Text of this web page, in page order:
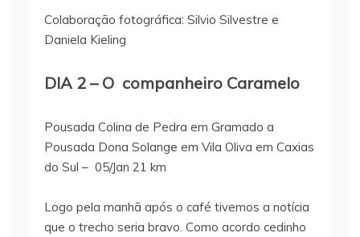
Colaboração fotográfica: Silvio Silvestre e
Daniela Kieling
DIA 2 – O companheiro Caramelo
Pousada Colina de Pedra em Gramado a
Pousada Dona Solange em Vila Oliva em Caxias
do Sul – 05/Jan 21 km
Logo pela manhã após o café tivemos a notícia
que o trecho seria bravo. Como acordo cedinho